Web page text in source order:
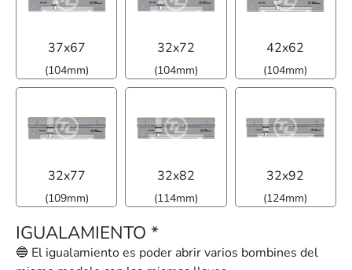
37x67
(104mm)
32x72
(104mm)
42x62
(104mm)
32x77
(109mm)
32x82
(114mm)
32x92
(124mm)
IGUALAMIENTO *
🔵 El igualamiento es poder abrir varios bombines del